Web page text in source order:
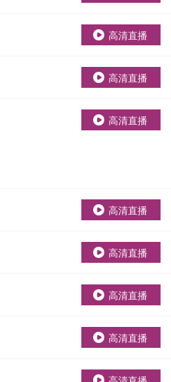
高清直播
高清直播
高清直播
高清直播
高清直播
高清直播
高清直播